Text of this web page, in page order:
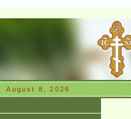
August 8, 2026